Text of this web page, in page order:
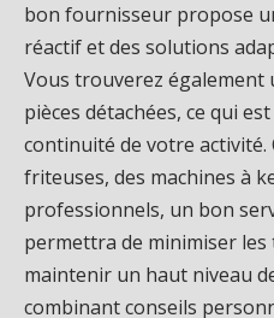
bon fournisseur propose
réactif et des solutions
Vous trouverez également
pièces détachées, ce qui
continuité de votre activité.
friteuses, des machines à
professionnels, un bon
permettra de minimiser les
maintenir un haut niveau
combinant conseils